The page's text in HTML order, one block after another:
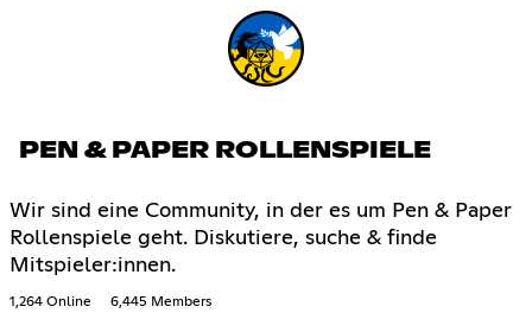
PEN & PAPER ROLLENSPIELE
Wir sind eine Community, in der es um Pen & Paper
Rollenspiele geht. Diskutiere, suche & finde
Mitspieler:innen.
1,264 Online 6,445 Members